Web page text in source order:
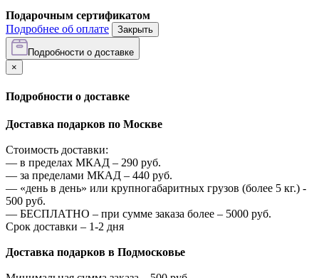
Подарочным сертификатом
Подробнее об оплате
Закрыть
Подробности о доставке
×
Подробности о доставке
Доставка подарков по Москве
Стоимость доставки:
— в пределах МКАД – 290 руб.
— за пределами МКАД – 440 руб.
— «день в день» или крупногабаритных грузов (более 5 кг.) -
500 руб.
— БЕСПЛАТНО – при сумме заказа более – 5000 руб.
Срок доставки – 1-2 дня
Доставка подарков в Подмосковье